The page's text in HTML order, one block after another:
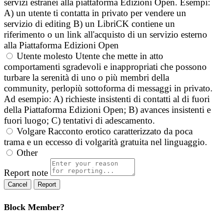
servizi estranei alla piattaforma Edizioni Open. Esempi:
A) un utente ti contatta in privato per vendere un
servizio di editing B) un LibriCK contiene un
riferimento o un link all'acquisto di un servizio esterno
alla Piattaforma Edizioni Open
Utente molesto Utente che mette in atto
comportamenti sgradevoli e inappropriati che possono
turbare la serenità di uno o più membri della
community, perlopiù sottoforma di messaggi in privato.
Ad esempio: A) richieste insistenti di contatti al di fuori
della Piattaforma Edizioni Open; B) avances insistenti e
fuori luogo; C) tentativi di adescamento.
Volgare Racconto erotico caratterizzato da poca
trama e un eccesso di volgarità gratuita nel linguaggio.
Other
Report note
Report
Block Member?